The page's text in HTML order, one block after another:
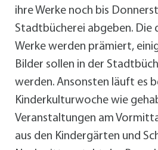
ihre Werke noch bis
Stadtbücherei abgeben. Die
Werke werden prämiert,
Bilder sollen in der
werden. Ansonsten läuft es
Kinderkulturwoche wie
Veranstaltungen am
aus den Kindergärten und